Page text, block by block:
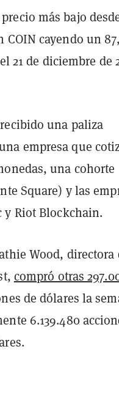
más bajo
cayendo un
21 de diciembre de
una paliza
empresa que
una cohorte
Square) y las
y Riot Blockchain.
Wood, directora
compró otras
de dólares la
6.139.480